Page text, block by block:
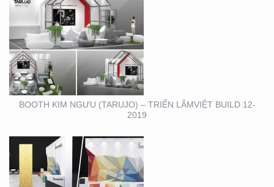
BOOTH KIM NGƯU (TARUJO) – TRIỂN LÃMVIỆT BUILD 12-
2019
BOOTH INNOMATZ –
TRIỂN LÃM VIỆT BUILD
12-2019
SHOWROOM – CỬA